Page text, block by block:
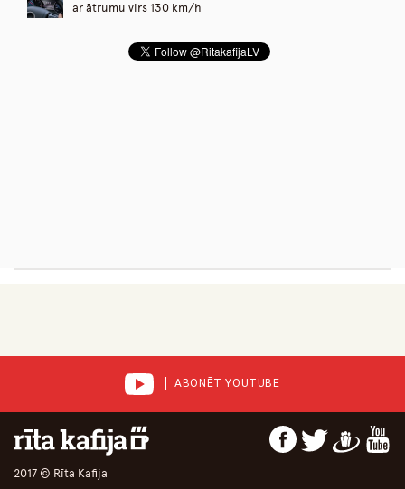
ar ātrumu virs 130 km/h
ABONĒT YOUTUBE
2017 © Rīta Kafija